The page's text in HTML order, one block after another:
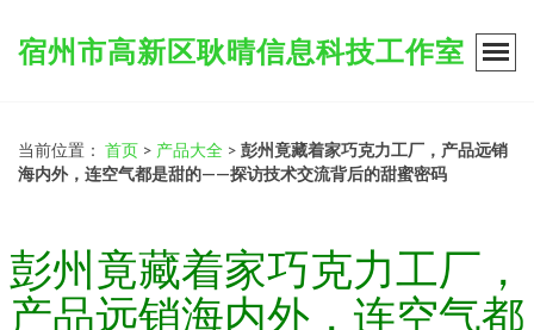
宿州市高新区耿晴信息科技工作室
当前位置： 首页 > 产品大全 > 彭州竟藏着家巧克力工厂，产品远销
海内外，连空气都是甜的——探访技术交流背后的甜蜜密码
彭州竟藏着家巧克力工厂，
产品远销海内外，连空气都